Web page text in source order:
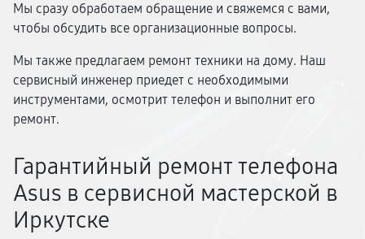
Мы сразу обработаем обращение и свяжемся с вами,
чтобы обсудить все организационные вопросы.
Мы также предлагаем ремонт техники на дому. Наш
сервисный инженер приедет с необходимыми
инструментами, осмотрит телефон и выполнит его
ремонт.
Гарантийный ремонт телефона
Asus в сервисной мастерской в
Иркутске